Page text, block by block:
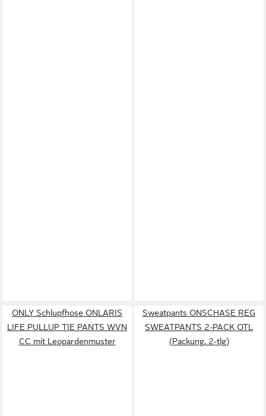
ONLY Schlupfhose ONLARIS
LIFE PULLUP TIE PANTS WVN
CC mit Leopardenmuster
Sweatpants ONSCHASE REG
SWEATPANTS 2-PACK OTL
(Packung, 2-tlg)